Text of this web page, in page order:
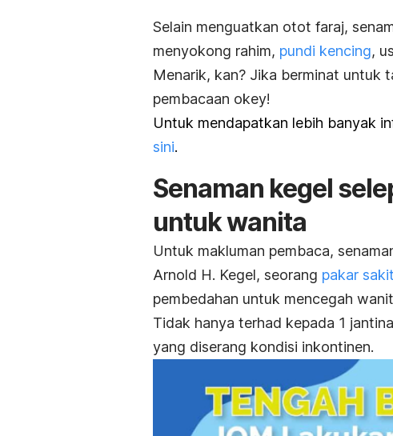
Selain menguatkan otot faraj,
menyokong rahim, pundi kencing,
Menarik, kan? Jika berminat untuk
pembacaan okey!
Untuk mendapatkan lebih banyak
sini.
Senaman kegel
untuk wanita
Untuk makluman pembaca,
Arnold H. Kegel, seorang pakar
pembedahan untuk mencegah
Tidak hanya terhad kepada 1
yang diserang kondisi inkontinen.